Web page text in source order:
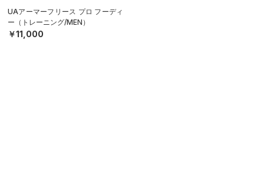
UAアーマーフリース プロ フーディ
ー（トレーニング/MEN）
￥11,000